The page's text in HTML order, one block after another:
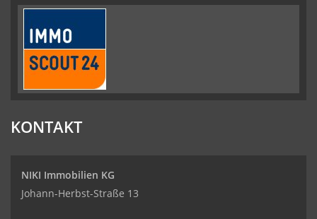
KONTAKT
NIKI Immobilien KG
Johann-Herbst-Straße 13